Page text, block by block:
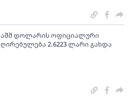
აშშ დოლარის ოფიციალური
ღირებულება 2.6223 ლარი გახდა